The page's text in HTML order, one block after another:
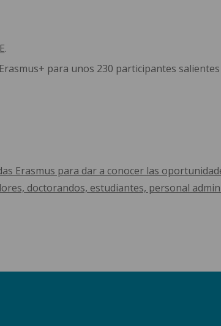
.
para unos 230 participantes
Erasmus para dar a conocer las
doctorandos, estudiantes, personal